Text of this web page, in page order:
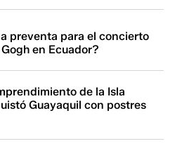
preventa para el concierto
en Ecuador?
de la Isla
Guayaquil con postres